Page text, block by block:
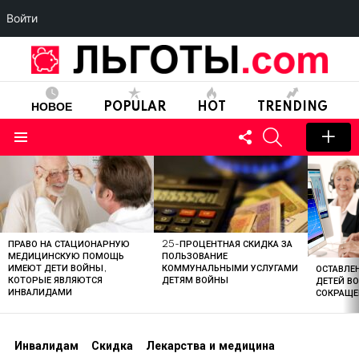
НОВОЕ POPULAR HOT TRENDING
FOLLOW
US
LATEST
STORIES
ПРАВО НА СТАЦИОНАРНУЮ
МЕДИЦИНСКУЮ ПОМОЩЬ
ИМЕЮТ ДЕТИ ВОЙНЫ,
КОТОРЫЕ ЯВЛЯЮТСЯ
ИНВАЛИДАМИ
25-ПРОЦЕНТНАЯ СКИДКА ЗА
ПОЛЬЗОВАНИЕ
КОММУНАЛЬНЫМИ УСЛУГАМИ
ДЕТЯМ ВОЙНЫ
ДЕТЕЙ
Инвалидам Скидка Лекарства и медицина
Войти